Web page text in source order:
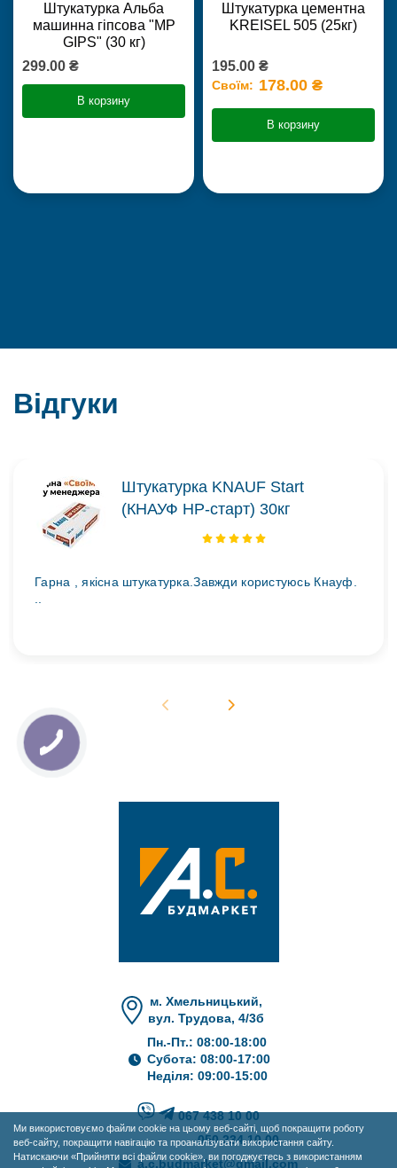
Штукатурка Альба
машинна гіпсова "MP
GIPS" (30 кг)
299.00 ₴
В корзину
Штукатурка цементна
KREISEL 505 (25кг)
195.00 ₴
Своїм: 178.00 ₴
В корзину
Відгуки
Штукатурка KNAUF Start
(КНАУФ НР-старт) 30кг
Гарна , якісна штукатурка.Завжди користуюсь Кнауф.
..
Ми використовуємо файли cookie на цьому веб-сайті, щоб покращити роботу
веб-сайту, покращити навігацію та проаналізувати використання сайту.
Натискаючи «Прийняти всі файли cookie», ви погоджуєтесь з використанням
м. Хмельницький,
вул. Трудова, 4/3б
Пн.-Пт.: 08:00-18:00
Субота: 08:00-17:00
Неділя: 09:00-15:00
067 438 10 00
050 234 10 00
a.c.budmarket@gmail.com